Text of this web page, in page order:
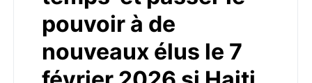
pouvoir à de
nouveaux élus le 7